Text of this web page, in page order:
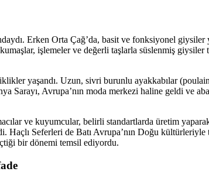
Erken Orta Çağ’da, basit ve fonksiyonel
işlemeler ve değerli taşlarla süslenmiş
yaşandı. Uzun, sivri burunlu ayakkabılar
Sarayı, Avrupa’nın moda merkezi haline geldi ve
ve kuyumcular, belirli standartlarda üretim
Seferleri de Batı Avrupa’nın Doğu
bir dönemi temsil ediyordu.